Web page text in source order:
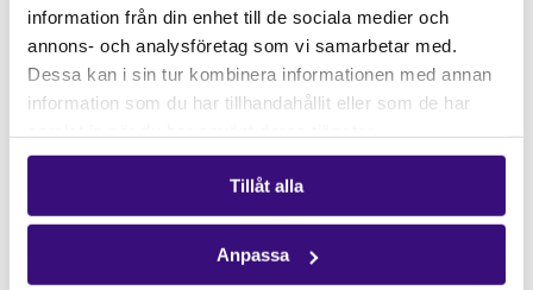
information från din enhet till de sociala medier och
annons- och analysföretag som vi samarbetar med.
Dessa kan i sin tur kombinera informationen med annan
information som du har tillhandahållit eller som de har
Tillåt alla
Anpassa
Solidarity Risingär en internationell
människorättsorganisation som samlar aktivister
från hela världen i kampen för en framtid där varje
människas rättigheter respekteras. Organisationen
står i solidaritet med ockuperade folk och arbetar
medvetenheten och stärka den globala
solidaritetsrörelsen i strävan efter frihet för alla.